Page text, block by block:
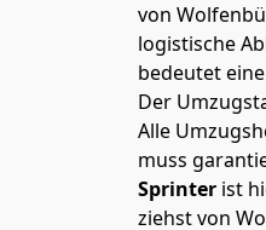
von
logistische
bedeutet
Der
Alle
muss
Sprinter ist
ziehst von